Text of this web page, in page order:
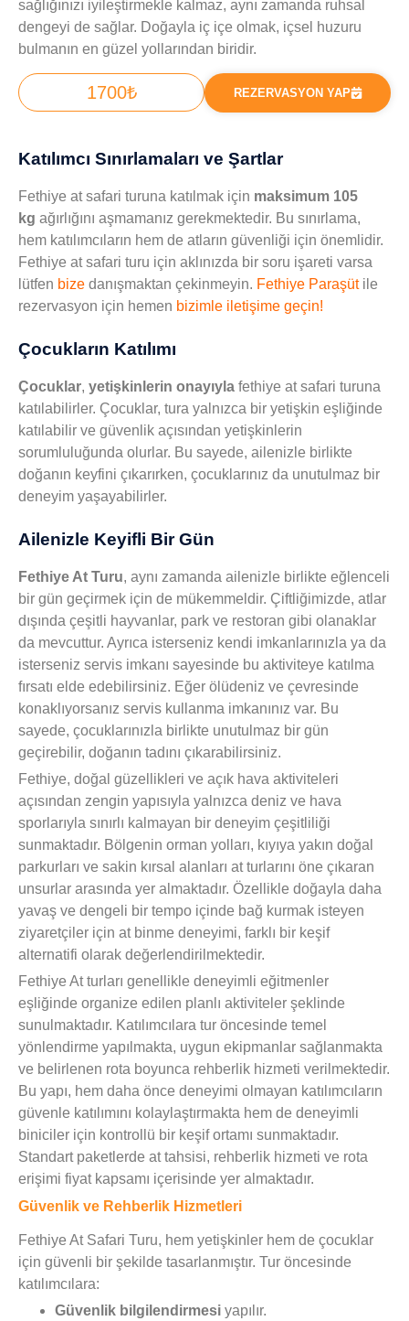
sağlığınızı iyileştirmekle kalmaz, aynı zamanda ruhsal
dengeyi de sağlar. Doğayla iç içe olmak, içsel huzuru
bulmanın en güzel yollarından biridir.
1700₺ REZERVASYON YAP
Katılımcı Sınırlamaları ve Şartlar
Fethiye at safari turuna katılmak için maksimum 105
kg ağırlığını aşmamanız gerekmektedir. Bu sınırlama,
hem katılımcıların hem de atların güvenliği için önemlidir.
Fethiye at safari turu için aklınızda bir soru işareti varsa
lütfen bize danışmaktan çekinmeyin. Fethiye Paraşütile
rezervasyon için hemen bizimle iletişime geçin!
Çocukların Katılımı
Çocuklar, yetişkinlerin onayıyla fethiye at safari turuna
katılabilirler. Çocuklar, tura yalnızca bir yetişkin eşliğinde
katılabilir ve güvenlik açısından yetişkinlerin
sorumluluğunda olurlar. Bu sayede, ailenizle birlikte
doğanın keyfini çıkarırken, çocuklarınız da unutulmaz bir
deneyim yaşayabilirler.
Ailenizle Keyifli Bir Gün
Fethiye At Turu, aynı zamanda ailenizle birlikte eğlenceli
bir gün geçirmek için de mükemmeldir. Çiftliğimizde, atlar
dışında çeşitli hayvanlar, park ve restoran gibi olanaklar
da mevcuttur. Ayrıca isterseniz kendi imkanlarınızla ya da
isterseniz servis imkanı sayesinde bu aktiviteye katılma
fırsatı elde edebilirsiniz. Eğer ölüdeniz ve çevresinde
konaklıyorsanız servis kullanma imkanınız var. Bu
sayede, çocuklarınızla birlikte unutulmaz bir gün
geçirebilir, doğanın tadını çıkarabilirsiniz.
Fethiye, doğal güzellikleri ve açık hava aktiviteleri
açısından zengin yapısıyla yalnızca deniz ve hava
sporlarıyla sınırlı kalmayan bir deneyim çeşitliliği
sunmaktadır. Bölgenin orman yolları, kıyıya yakın doğal
parkurları ve sakin kırsal alanları at turlarını öne çıkaran
unsurlar arasında yer almaktadır. Özellikle doğayla daha
yavaş ve dengeli bir tempo içinde bağ kurmak isteyen
ziyaretçiler için at binme deneyimi, farklı bir keşif
alternatifi olarak değerlendirilmektedir.
Fethiye At turları genellikle deneyimli eğitmenler
eşliğinde organize edilen planlı aktiviteler şeklinde
sunulmaktadır. Katılımcılara tur öncesinde temel
yönlendirme yapılmakta, uygun ekipmanlar sağlanmakta
ve belirlenen rota boyunca rehberlik hizmeti verilmektedir.
Bu yapı, hem daha önce deneyimi olmayan katılımcıların
güvenle katılımını kolaylaştırmakta hem de deneyimli
biniciler için kontrollü bir keşif ortamı sunmaktadır.
Standart paketlerde at tahsisi, rehberlik hizmeti ve rota
erişimi fiyat kapsamı içerisinde yer almaktadır.
Güvenlik ve Rehberlik Hizmetleri
Fethiye At Safari Turu, hem yetişkinler hem de çocuklar
için güvenli bir şekilde tasarlanmıştır. Tur öncesinde
katılımcılara:
Güvenlik bilgilendirmesi yapılır.